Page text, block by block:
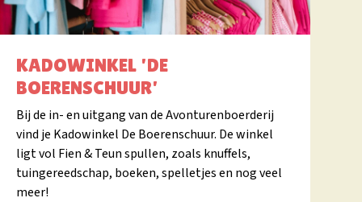
KADOWINKEL 'DE
BOERENSCHUUR'
Bij de in- en uitgang van de Avonturenboerderij
vind je Kadowinkel De Boerenschuur. De winkel
ligt vol Fien & Teun spullen, zoals knuffels,
tuingereedschap, boeken, spelletjes en nog veel
meer!